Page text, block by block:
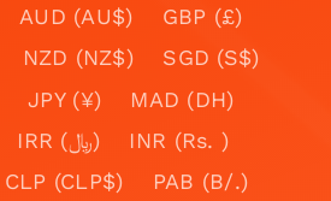
AUD (AU$)
GBP (£)
NZD (NZ$)
SGD (S$)
JPY (¥)
MAD (DH)
IRR (﷼)
INR (Rs. )
CLP (CLP$)
PAB (B/.)